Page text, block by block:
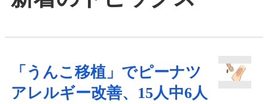
「うんこ移植」でピーナツ
アレルギー改善、15人中6人